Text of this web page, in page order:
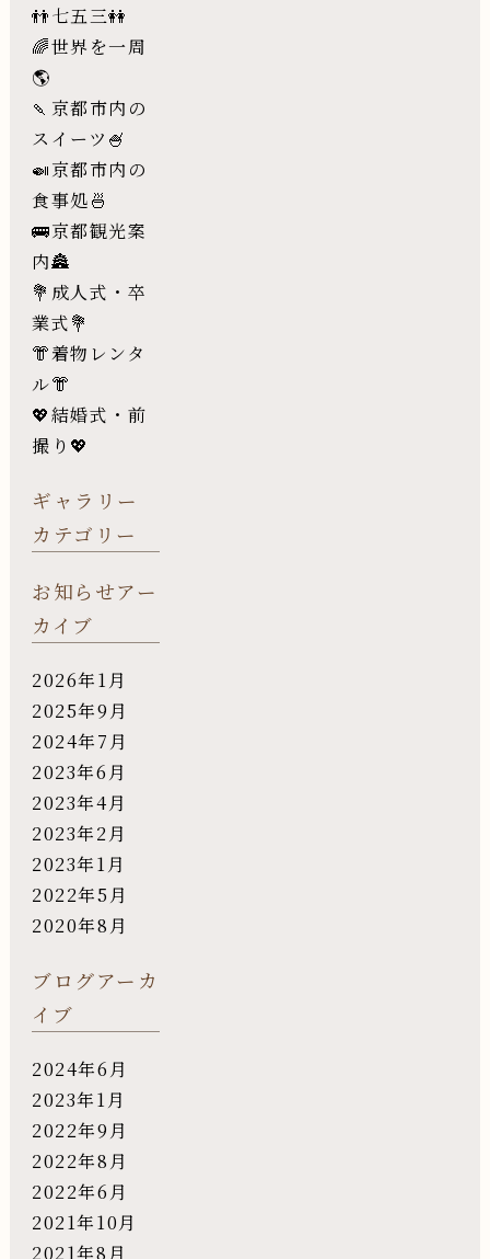
👬七五三👭
🌈世界を一周
🌎
🍡京都市内の
スイーツ🍧
🍛京都市内の
食事処🍜
🚌京都観光案
内🏯
💐成人式・卒
業式💐
👘着物レンタ
ル👘
💖結婚式・前
撮り💖
ギャラリー
カテゴリー
お知らせアー
カイブ
2026年1月
2025年9月
2024年7月
2023年6月
2023年4月
2023年2月
2023年1月
2022年5月
2020年8月
ブログアーカ
イブ
2024年6月
2023年1月
2022年9月
2022年8月
2022年6月
2021年10月
2021年8月